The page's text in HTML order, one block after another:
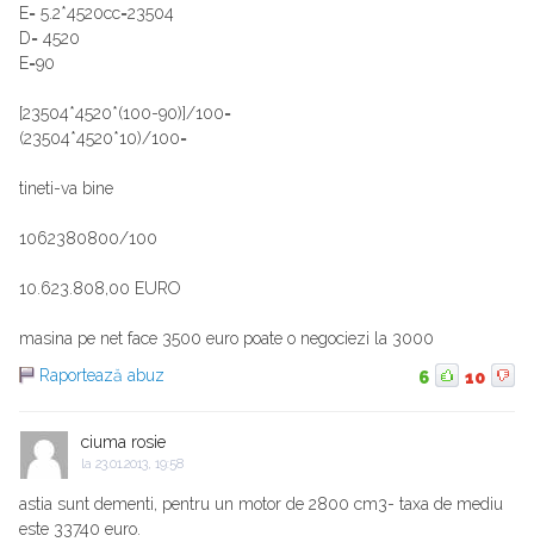
E= 5.2*4520cc=23504
D= 4520
E=90
[23504*4520*(100-90)]/100=
(23504*4520*10)/100=
tineti-va bine
1062380800/100
10.623.808,00 EURO
masina pe net face 3500 euro poate o negociezi la 3000
Raportează abuz
6 10
ciuma rosie
la 23.01.2013, 19:58
astia sunt dementi, pentru un motor de 2800 cm3- taxa de mediu
este 33740 euro.